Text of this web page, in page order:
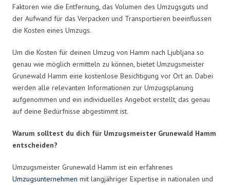
Faktoren wie die Entfernung, das Volumen des Umzugsguts und
der Aufwand für das Verpacken und Transportieren beeinflussen
die Kosten eines Umzugs.
Um die Kosten für deinen Umzug von Hamm nach Ljubljana so
genau wie möglich ermitteln zu können, bietet Umzugsmeister
Grunewald Hamm eine kostenlose Besichtigung vor Ort an. Dabei
werden alle relevanten Informationen zur Umzugsplanung
aufgenommen und ein individuelles Angebot erstellt, das genau
auf deine Bedürfnisse abgestimmt ist.
Warum solltest du dich für Umzugsmeister Grunewald Hamm
entscheiden?
Umzugsmeister Grunewald Hamm ist ein erfahrenes
Umzugsunternehmen mit langjähriger Expertise in nationalen und